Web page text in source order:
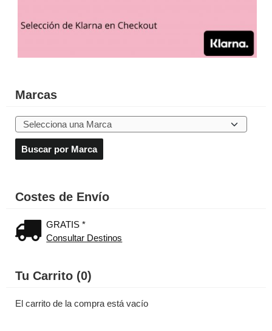
Marcas
Costes de Envío
GRATIS *
Consultar Destinos
Tu Carrito (0)
El carrito de la compra está vacío